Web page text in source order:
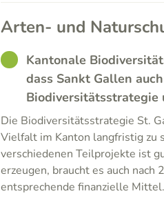
Arten- und
GOODKantonale
dass Sankt Gallen
Biodiversitätsstrategie
Die Biodiversitätsstrategie St.
Vielfalt im Kanton langfristig zu
verschiedenen Teilprojekte ist
erzeugen, braucht es auch
entsprechende finanzielle Mittel.